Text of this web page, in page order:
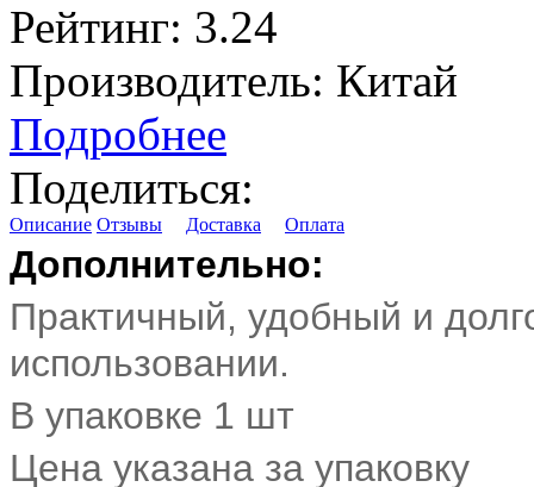
Рейтинг: 3.24
Производитель: Китай
Подробнее
Поделиться:
Описание Отзывы Доставка Оплата
Дополнительно:
Практичный, удобный и
использовании.
В упаковке 1 шт
Цена указана за упаковку